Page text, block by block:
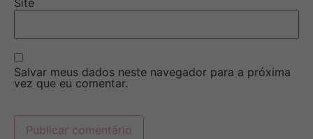
Salvar meus dados neste navegador para a próxima
vez que eu comentar.